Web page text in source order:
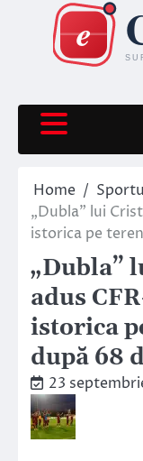
content
Home
„Dubla” lui
istorica pe
„Dubla”
adus
istorica
după 68
23